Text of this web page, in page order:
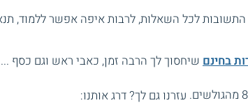
לכל השאלות, לרבות איפה אפשר ללמוד,
בחינם שיחסוך לך הרבה זמן, כאבי ראש וגם כסף ...
עזרנו גם לך? דרג אותנו: